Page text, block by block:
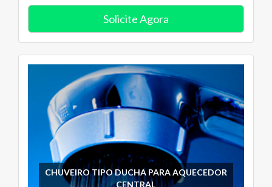
Solicite Agora
CHUVEIRO TIPO DUCHA PARA AQUECEDOR
CENTRAL